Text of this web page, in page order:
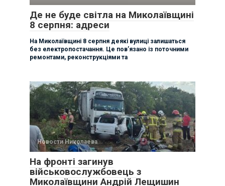
Де не буде світла на Миколаївщині
8 серпня: адреси
На Миколаївщині 8 серпня деякі вулиці залишаться
без електропостачання. Це пов’язано із поточними
ремонтами, реконструкціями та
Новости Николаева
На фронті загинув
військовослужбовець з
Миколаївщини Андрій Лещишин